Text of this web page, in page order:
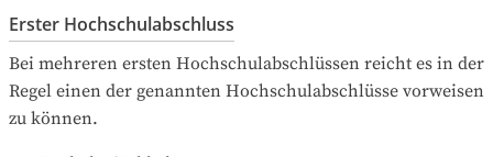
Erster Hochschulabschluss
Bei mehreren ersten Hochschulabschlüssen reicht es in der
Regel einen der genannten Hochschulabschlüsse vorweisen
zu können.